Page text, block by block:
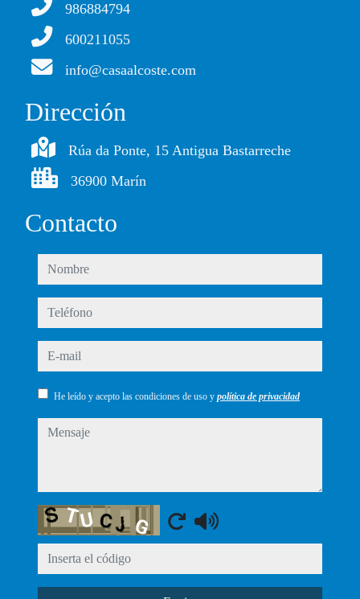
986884794
600211055
info@casaalcoste.com
Dirección
Rúa da Ponte, 15 Antigua Bastarreche
36900 Marín
Contacto
nombre
teléfono
e-mail
He leído y acepto las condiciones de uso y política de privacidad
mensaje
Captcha